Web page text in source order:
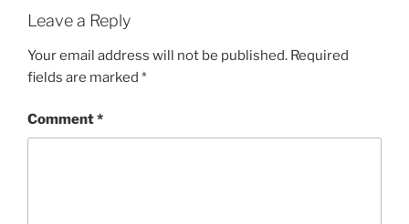
Leave a Reply
Your email address will not be published. Required
fields are marked *
Comment*